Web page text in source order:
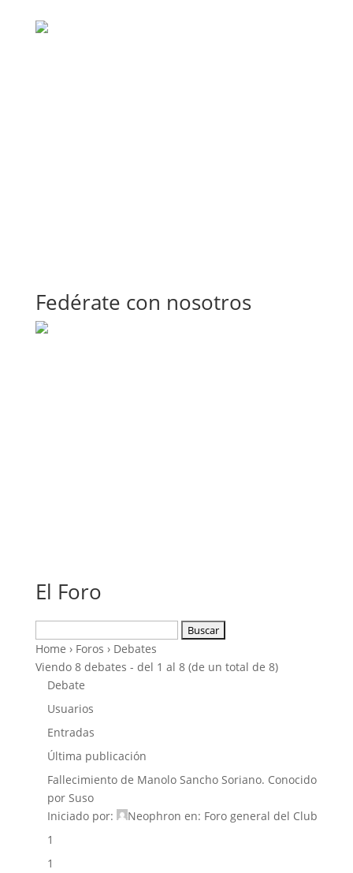
Fedérate con nosotros
El Foro
Home › Foros › Debates
Viendo 8 debates - del 1 al 8 (de un total de 8)
Debate
Usuarios
Entradas
Última publicación
Fallecimiento de Manolo Sancho Soriano. Conocido
por Suso
Iniciado por:
Neophron en: Foro general del Club
1
1